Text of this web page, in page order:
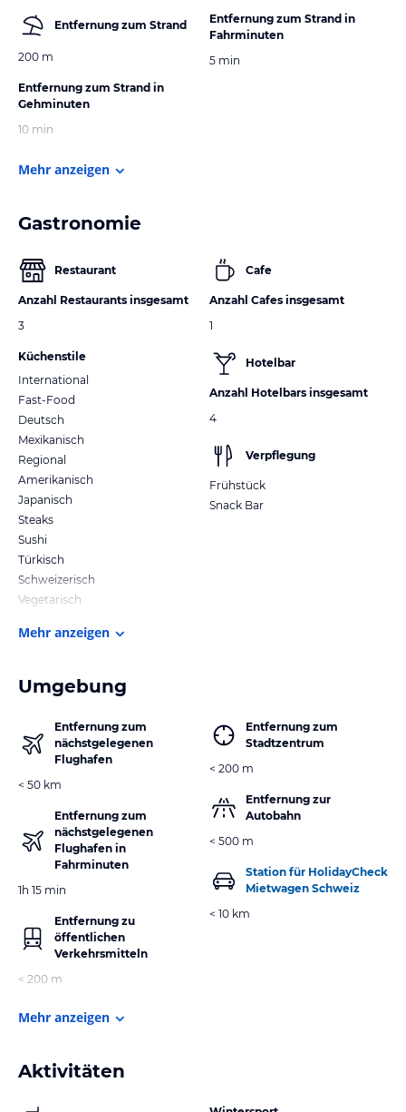
Entfernung zum Strand
200 m
Entfernung zum Strand in
Gehminuten
10 min
Entfernung zum Strand in
Fahrminuten
5 min
Mehr anzeigen
Gastronomie
Restaurant
Anzahl Restaurants insgesamt
3
Küchenstile
International
Fast-Food
Deutsch
Mexikanisch
Regional
Amerikanisch
Japanisch
Steaks
Sushi
Türkisch
Schweizerisch
Vegetarisch
Cafe
Anzahl Cafes insgesamt
1
Hotelbar
Anzahl Hotelbars insgesamt
4
Verpflegung
Frühstück
Snack Bar
Mehr anzeigen
Umgebung
Entfernung zum
nächstgelegenen
Flughafen
< 50 km
Entfernung zum
nächstgelegenen
Flughafen in
Fahrminuten
1h 15 min
Entfernung zu
öffentlichen
Verkehrsmitteln
< 200 m
Entfernung zum
Stadtzentrum
< 200 m
Entfernung zur
Autobahn
< 500 m
Station für HolidayCheck
Mietwagen Schweiz
< 10 km
Mehr anzeigen
Aktivitäten